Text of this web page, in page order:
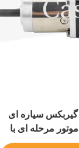
نسبت کاهش 13/1 گیربکس سیاره ای
کاهش NEMA 11 موتور مرحله ای با